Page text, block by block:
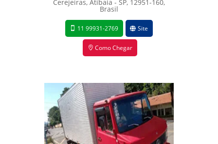
Cerejeiras, Atibaia - SP, 12951-160,
Brasil
11 99931-2769 Site
Como Chegar